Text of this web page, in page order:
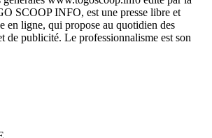
SCOOP INFO, est une presse libre et
en ligne, qui propose au quotidien des
de publicité. Le professionnalisme est son